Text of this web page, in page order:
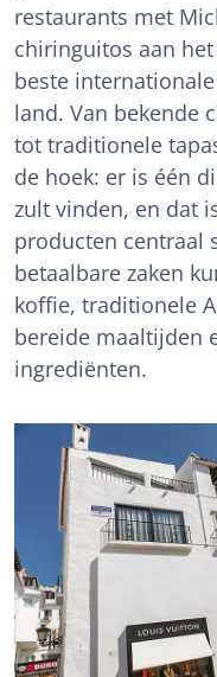
restaurants met
chiringuitos aan
beste
land. Van bekende
tot traditionele
de hoek: er is één
zult vinden, en dat
producten centraal
betaalbare zaken
koffie, traditionele
bereide maaltijden
ingrediënten.